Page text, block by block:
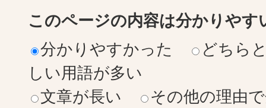
このページの内容は分かりやす
分かりやすかった
どちら
しい用語が多い
文章が長い
その他の理由